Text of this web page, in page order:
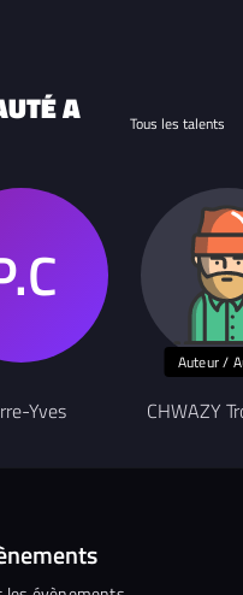
A Tous les talents
Yves
Auteur /
CHWAZY